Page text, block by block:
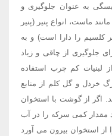
از یایسگی به عنوان جلوگیری و
ماست، انواع پنیر (پنیر
کلسیم را دارا است) و به
جلوگیری از چاقی و زیاد
کم چرب استفاده
خردل و گل کلم از منابع
اگر از گوشت با استخوان
مقدار کمی سرکه را در آب
استخوان بیرون می آورد